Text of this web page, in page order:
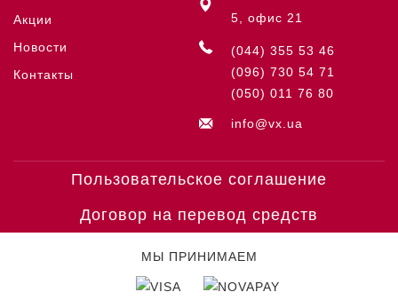
Акции
Новости
Контакты
5, офис 21
(044) 355 53 46
(096) 730 54 71
(050) 011 76 80
info@vx.ua
Пользовательское соглашение
Договор на перевод средств
МЫ ПРИНИМАЕМ